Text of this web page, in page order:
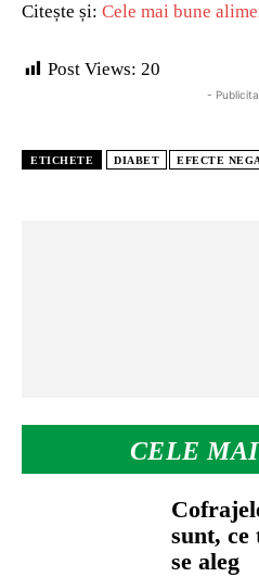
CELE
sunt,
se aleg
Citește și: Cele mai bune
Post Views: 20
-
ETICHETE DIABET EFECTE